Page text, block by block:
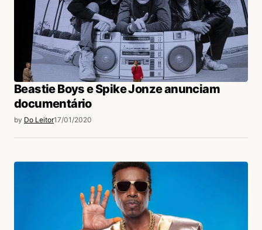
Beastie Boys e Spike Jonze anunciam
documentário
by Do Leitor17/01/2020